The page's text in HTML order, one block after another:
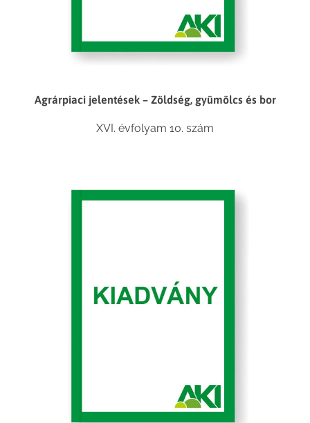
Agrárpiaci jelentések – Zöldség, gyümölcs és bor
XVI. évfolyam 10. szám